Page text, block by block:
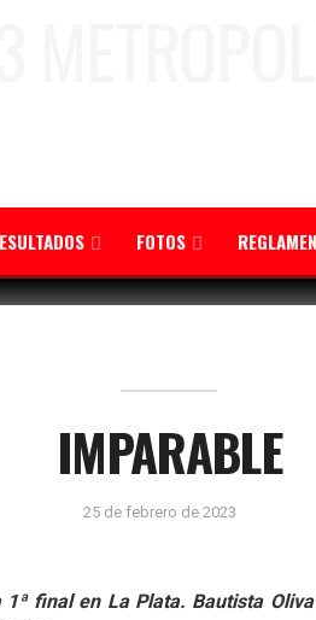
FOTOS
IMPARABLE
25 de febrero de 2023
final en La Plata. Bautista